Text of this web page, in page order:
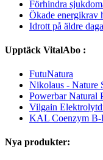
Förhindra
Ökade energikrav
Idrott på äldre
Upptäck VitalAbo :
FutuNatura
Nikolaus - Nature
Powerbar Natural
Vilgain
KAL Coenzym
Nya produkter: